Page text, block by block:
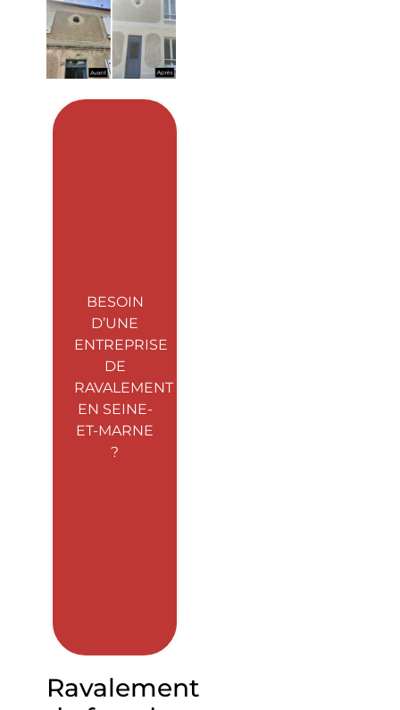
BESOIN
D’UNE
ENTREPRISE
DE
RAVALEMENT
EN SEINE-
ET-MARNE
?
Ravalement